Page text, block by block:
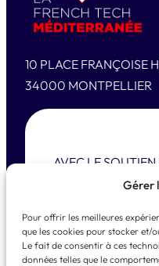
Gérer
Pour offrir les meilleures
que les cookies pour stocker et/
Le fait de consentir à ces
données telles que le
10 PLACE FRANÇOISE
34000 MONTPELLIER
AVEC LE SOUTIEN